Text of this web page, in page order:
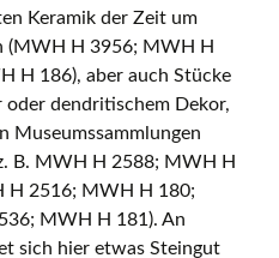
Keramik der Zeit um
(MWH H 3956; MWH H
H 186), aber auch Stücke
dendritischem Dekor,
Museumssammlungen
B. MWH H 2588; MWH H
H 2516; MWH H 180;
MWH H 181). An
sich hier etwas Steingut